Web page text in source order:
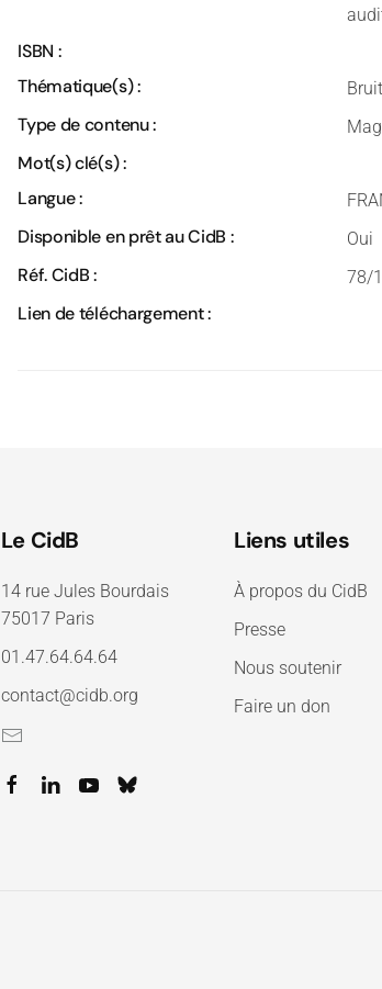
ISBN :
Thématique(s) :
Type de contenu :
Mot(s) clé(s) :
Langue :
Disponible en prêt au CidB : Oui
Réf. CidB : 78/
Lien de téléchargement :
Le CidB
14 rue Jules Bourdais
75017 Paris
01.47.64.64.64
contact@cidb.org
Liens utiles
À propos du CidB
Presse
Nous soutenir
Faire un don